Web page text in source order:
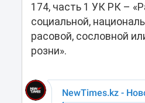
174, часть 1 УК РК –
социальной,
расовой, сословной
розни».